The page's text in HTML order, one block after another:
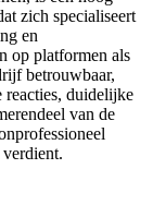
zich specialiseert
en
op platformen als
betrouwbaar,
reacties, duidelijke
van de